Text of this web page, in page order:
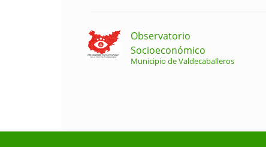
Observatorio
Socioeconómico
Municipio de Valdecaballeros